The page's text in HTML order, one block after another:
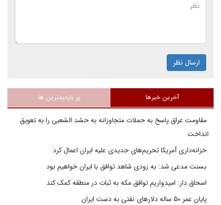
ارسال نظر
آخرین خبرها پر بازدیدترین ها
مقاومت عراق پاسخ به حملات متجاوزانه به حشد الشعبی را به تعویق
انداخت
خزانه‌داری آمریکا تحریم‌های جدیدی علیه ایران اعمال کرد
بسنت مدعی شد: به زودی شاهد توافق با ایران خواهیم بود
اسحاق دار: امیدواریم توافق مکه به ثبات در منطقه کمک کند
پایان عمر ۵۰ ساله دلارهای نفتی به دست ایران